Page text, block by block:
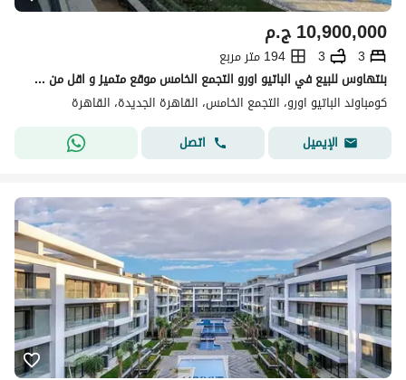
ج.م10,900,000
3
3
194 متر مربع
بنتهاوس للبيع في الباتيو اورو التجمع الخامس موقع متميز و اقل من سعر السوق EL Patio ORO
كومباوند الباتيو اورو، التجمع الخامس، القاهرة الجديدة، القاهرة
الإيميل
اتصل